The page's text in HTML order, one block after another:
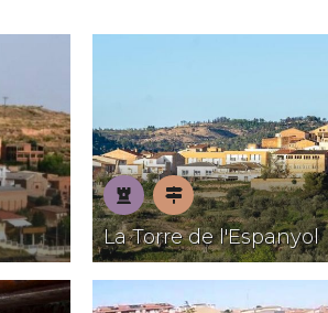
Patrimoni
Pobles
amb
encant
La Torre de l'Espanyol